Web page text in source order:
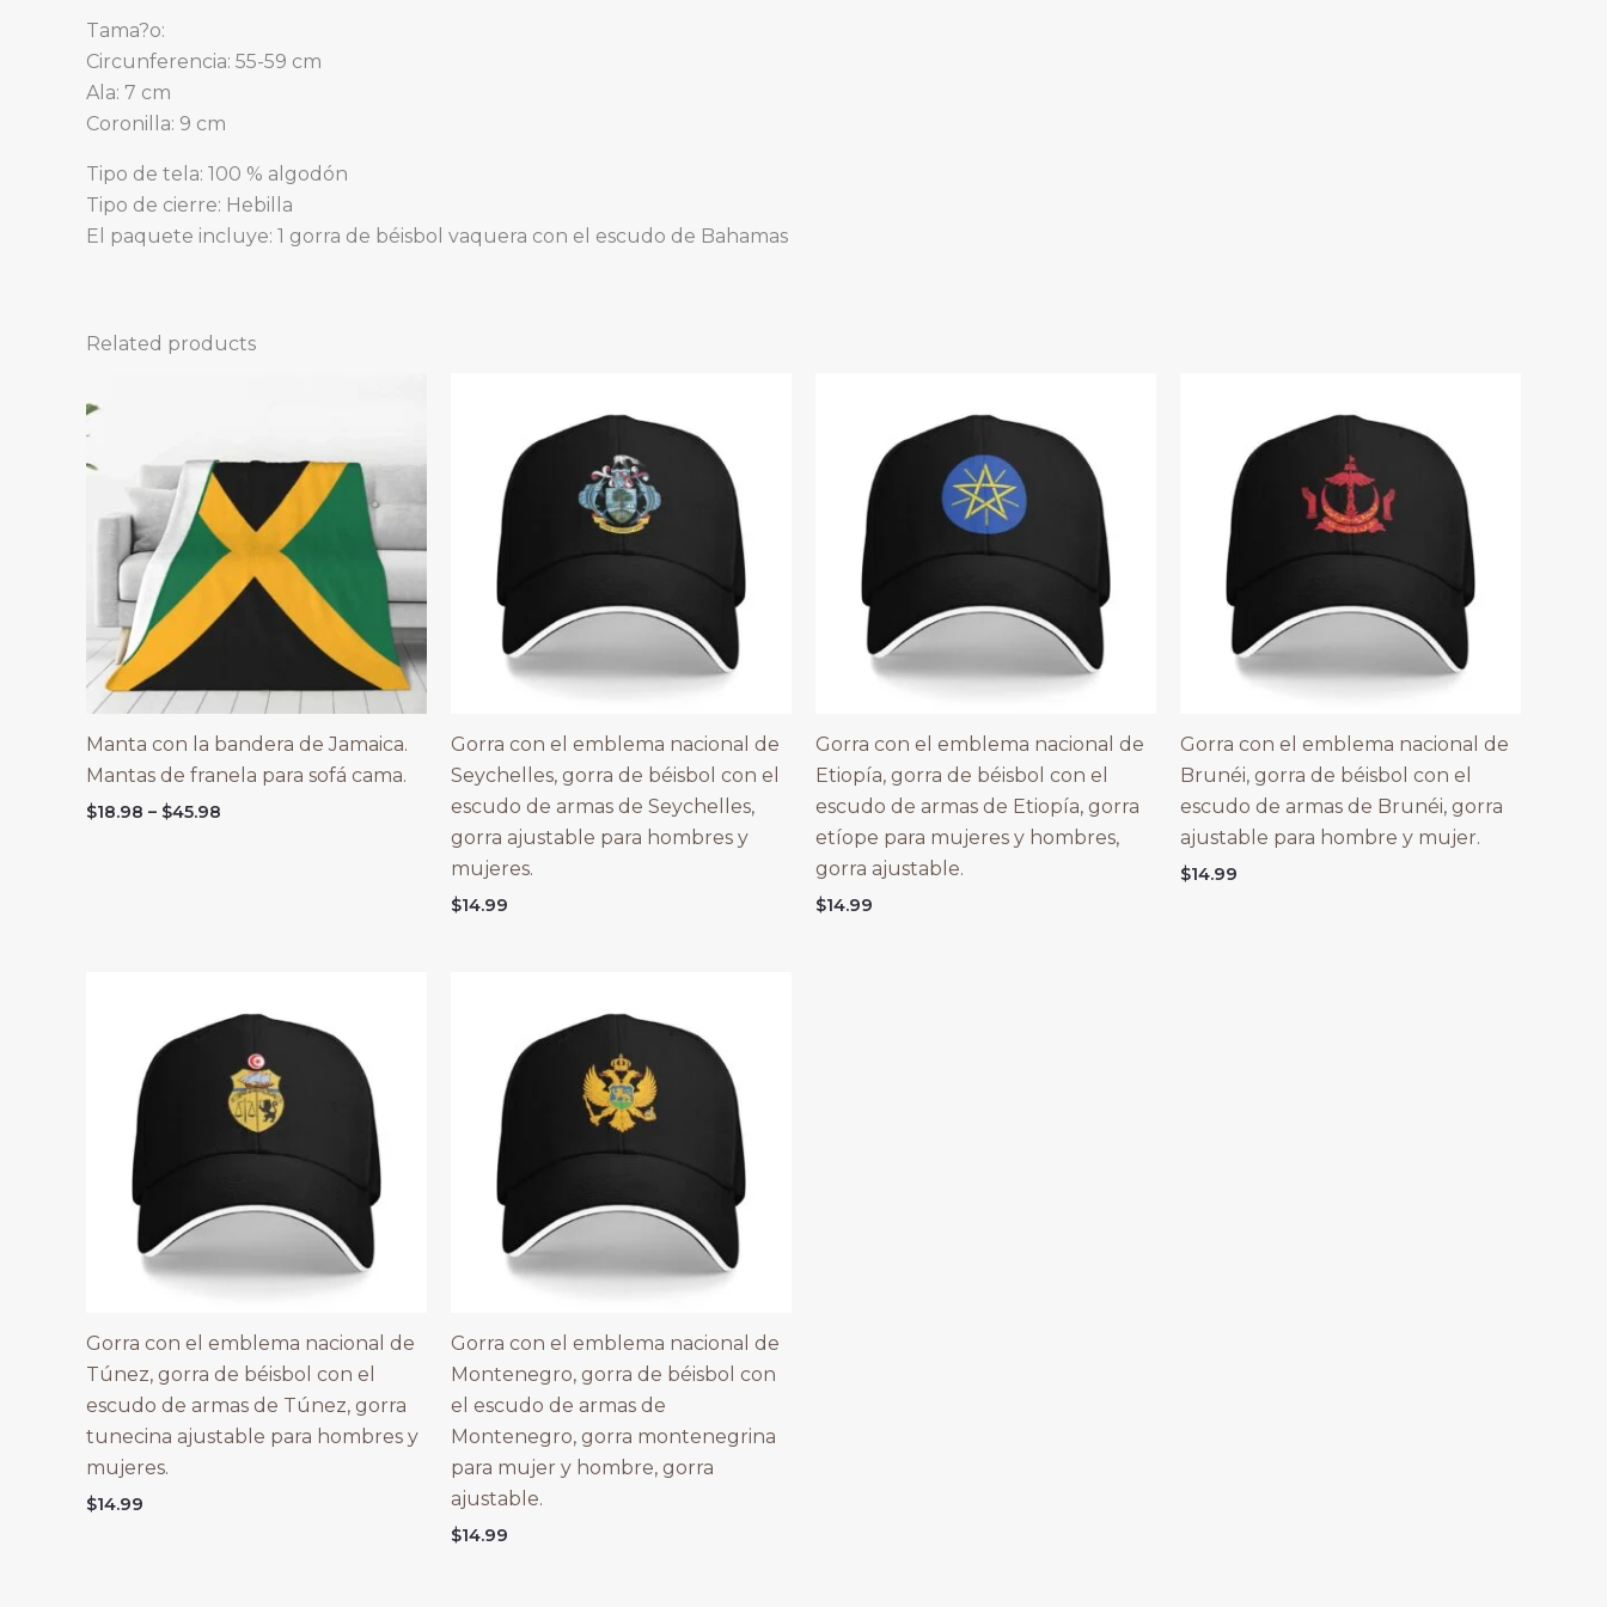
Tama?o:
Circunferencia: 55-59 cm
Ala: 7 cm
Coronilla: 9 cm
Tipo de tela: 100 % algodón
Tipo de cierre: Hebilla
El paquete incluye: 1 gorra de béisbol vaquera con el escudo de Bahamas
Related products
Manta con la bandera de Jamaica.
Mantas de franela para sofá cama.
$18.98 – $45.98
Gorra con el emblema nacional de
Seychelles, gorra de béisbol con el
escudo de armas de Seychelles,
gorra ajustable para hombres y
mujeres.
$14.99
Gorra con el emblema nacional de
Etiopía, gorra de béisbol con el
escudo de armas de Etiopía, gorra
etíope para mujeres y hombres,
gorra ajustable.
$14.99
Gorra con el emblema nacional de
Brunéi, gorra de béisbol con el
escudo de armas de Brunéi, gorra
ajustable para hombre y mujer.
$14.99
Gorra con el emblema nacional de
Túnez, gorra de béisbol con el
escudo de armas de Túnez, gorra
tunecina ajustable para hombres y
mujeres.
$14.99
Gorra con el emblema nacional de
Montenegro, gorra de béisbol con
el escudo de armas de
Montenegro, gorra montenegrina
para mujer y hombre, gorra
ajustable.
$14.99